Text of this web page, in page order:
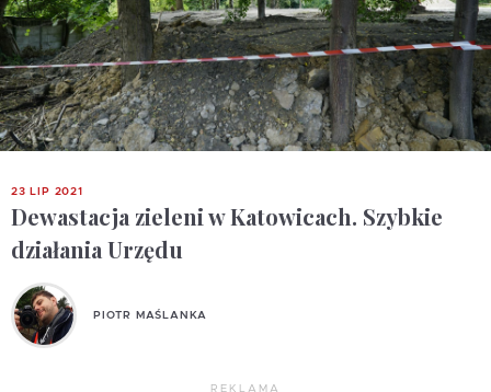
23 LIP 2021
Dewastacja zieleni w Katowicach. Szybkie
działania Urzędu
PIOTR MAŚLANKA
REKLAMA